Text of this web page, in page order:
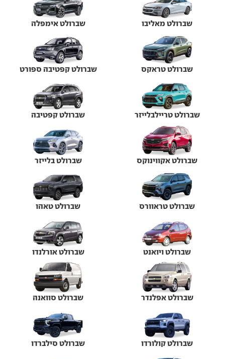
שברולט מאליבו שברולט אימפלה
שברולט טראקס שברולט קפטיבה ספורט
שברולט טריילבלייזר שברולט קפטיבה
שברולט אקווינוקס שברולט בלייזר
שברולט טראוורס שברולט טאהו
שברולט ויואנט שברולט אורלנדו
שברולט אפלנדר שברולט סוואנה
שברולט קולורדו שברולט סילברדו